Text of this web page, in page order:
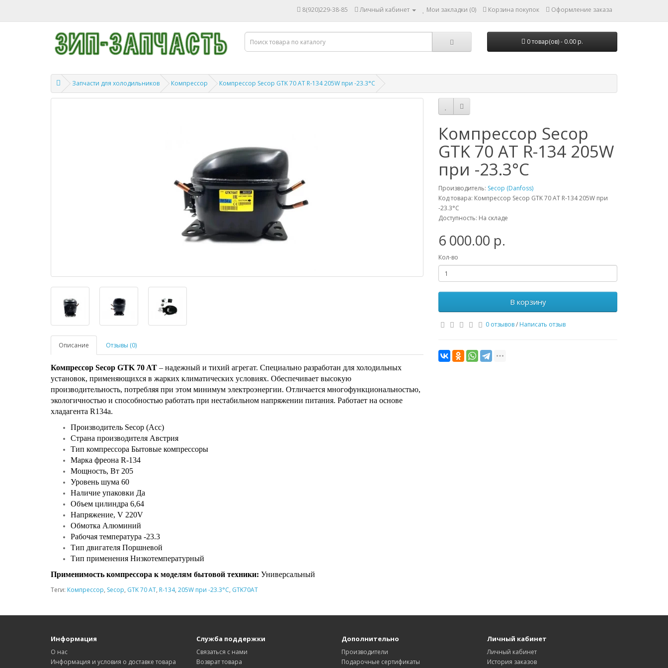
8(920)229-38-85 Личный кабинет Мои закладки (0) Корзина покупок Оформление заказа
0 товар(ов) - 0.00 р.
Запчасти для холодильников Компрессор Компрессор Secop GTK 70 AT R-134 205W при -23.3°C
Описание Отзывы (0)
Компрессор Secop GTK 70 AT – надежный и тихий агрегат. Специально разработан для холодильных
установок, применяющихся в жарких климатических условиях. Обеспечивает высокую
производительность, потребляя при этом минимум электроэнергии. Отличается многофункциональностью,
экологичностью и способностью работать при нестабильном напряжении питания. Работает на основе
хладагента R134a.
Производитель Secop (Acc)
Страна производителя Австрия
Тип компрессора Бытовые компрессоры
Марка фреона R-134
Мощность, Вт 205
Уровень шума 60
Наличие упаковки Да
Объем цилиндра 6,64
Напряжение, V 220V
Обмотка Алюминий
Рабочая температура -23.3
Тип двигателя Поршневой
Тип применения Низкотемпературный
Применимость компрессора к моделям бытовой техники: Универсальный
Компрессор Secop
GTK 70 AT R-134 205W
при -23.3°C
Производитель: Secop (Danfoss)
Код товара: Компрессор Secop GTK 70 AT R-134 205W при
-23.3°C
Доступность: На складе
6 000.00 р.
Кол-во
В корзину
0 отзывов/ Написать отзыв
Теги: Компрессор, Secop, GTK 70 AT, R-134, 205W при -23.3°C, GTK70AT
Информация
О нас
Информация и условия о доставке товара
Служба поддержки
Связаться с нами
Возврат товара
Дополнительно
Производители
Подарочные сертификаты
Личный кабинет
Личный кабинет
История заказов